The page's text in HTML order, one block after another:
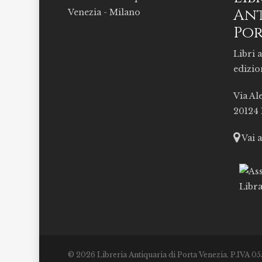
Libri
Via
Vai
© 2026 Libreria Antiquaria di Porta Venezia. P.IVA